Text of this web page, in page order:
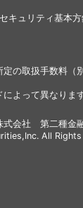
キュリティ基本
の取扱手数料
よって異なりま
式会社 第二種
All Rights